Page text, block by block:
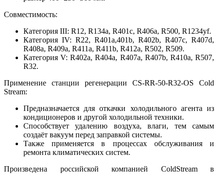
Совместимость:
Категория III: R12, R134а, R401c, R406a, R500, R1234yf.
Категория IV: R22, R401a,401b, R402b, R407c, R407d,
R408a, R409a, R411a, R411b, R412a, R502, R509.
Категория V: R402a, R404a, R407a, R407b, R410a, R507,
R32.
Применение станции регенерации CS-RR-50-R32-OS Cold
Stream:
Предназначается для откачки холодильного агента из
кондиционеров и другой холодильной техники.
Способствует удалению воздуха, влаги, тем самым
создаёт вакуум перед заправкой системы.
Также применяется в процессах обслуживания и
ремонта климатических систем.
Произведена российской компанией ColdStream в